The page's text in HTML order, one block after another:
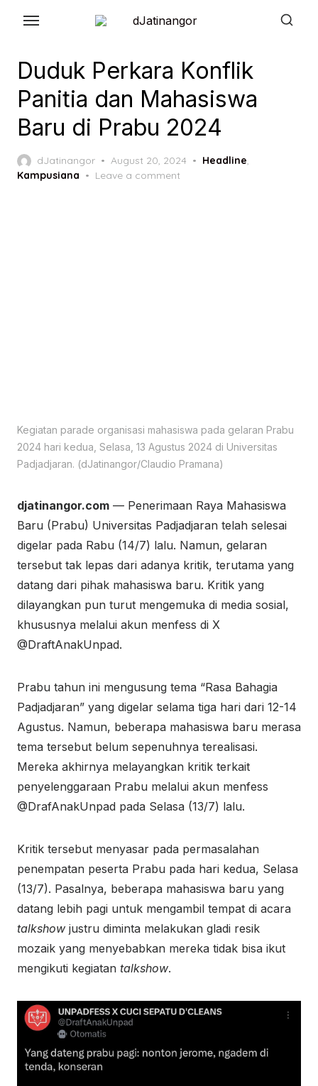
contentDuduk Perkara Konflik
Panitia dan Mahasiswa
Baru di Prabu 2024
dJatinangor
Posted
on
August 20, 2024 Headline,
Kampusiana
Leave a comment
Kegiatan parade organisasi mahasiswa pada gelaran Prabu
2024 hari kedua, Selasa, 13 Agustus 2024 di Universitas
Padjadjaran. (dJatinangor/Claudio Pramana)
djatinangor.com — Penerimaan Raya Mahasiswa
Baru (Prabu) Universitas Padjadjaran telah selesai
digelar pada Rabu (14/7) lalu. Namun, gelaran
tersebut tak lepas dari adanya kritik, terutama yang
datang dari pihak mahasiswa baru. Kritik yang
dilayangkan pun turut mengemuka di media sosial,
khususnya melalui akun menfess di X
@DraftAnakUnpad.
Prabu tahun ini mengusung tema “Rasa Bahagia
Padjadjaran” yang digelar selama tiga hari dari 12-14
Agustus. Namun, beberapa mahasiswa baru merasa
tema tersebut belum sepenuhnya terealisasi.
Mereka akhirnya melayangkan kritik terkait
penyelenggaraan Prabu melalui akun menfess
@DrafAnakUnpad pada Selasa (13/7) lalu.
Kritik tersebut menyasar pada permasalahan
penempatan peserta Prabu pada hari kedua, Selasa
(13/7). Pasalnya, beberapa mahasiswa baru yang
datang lebih pagi untuk mengambil tempat di acara
talkshow justru diminta melakukan gladi resik
mozaik yang menyebabkan mereka tidak bisa ikut
mengikuti kegiatan talkshow.